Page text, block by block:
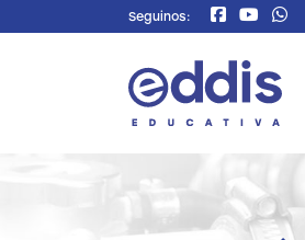
Seguinos: